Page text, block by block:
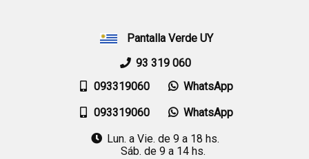
Pantalla Verde UY
93 319 060
093319060
WhatsApp
093319060
WhatsApp
Lun. a Vie. de 9 a 18 hs.
Sáb. de 9 a 14 hs.